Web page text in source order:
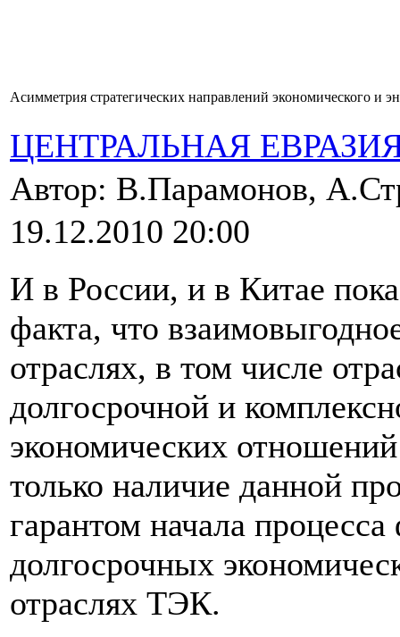
Асимметрия стратегических направлений экономического и
ЦЕНТРАЛЬНАЯ
Автор: В.Парамонов,
19.12.2010 20:00
И в России, и в Китае
факта, что
отраслях, в том числе
долгосрочной и
экономических
только наличие данной
гарантом начала
долгосрочных
отраслях ТЭК.